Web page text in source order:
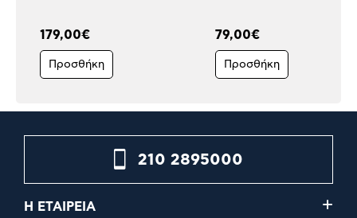
179,00€
Προσθήκη
79,00€
Προσθήκη
210 2895000
Η ΕΤΑΙΡΕΙΑ